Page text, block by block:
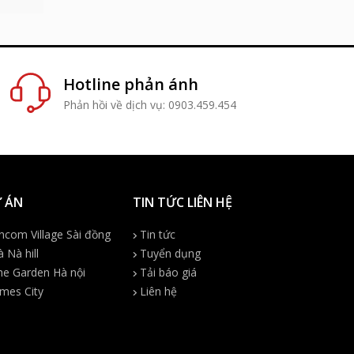
Hotline phản ánh
Phản hồi về dịch vụ: 0903.459.454
ÁN
Village Sài đồng
Nà hill
Garden Hà nội
City
TIN TỨC LIÊN HỆ
Tin tức
Tuyển dụng
Tải báo giá
Liên hệ